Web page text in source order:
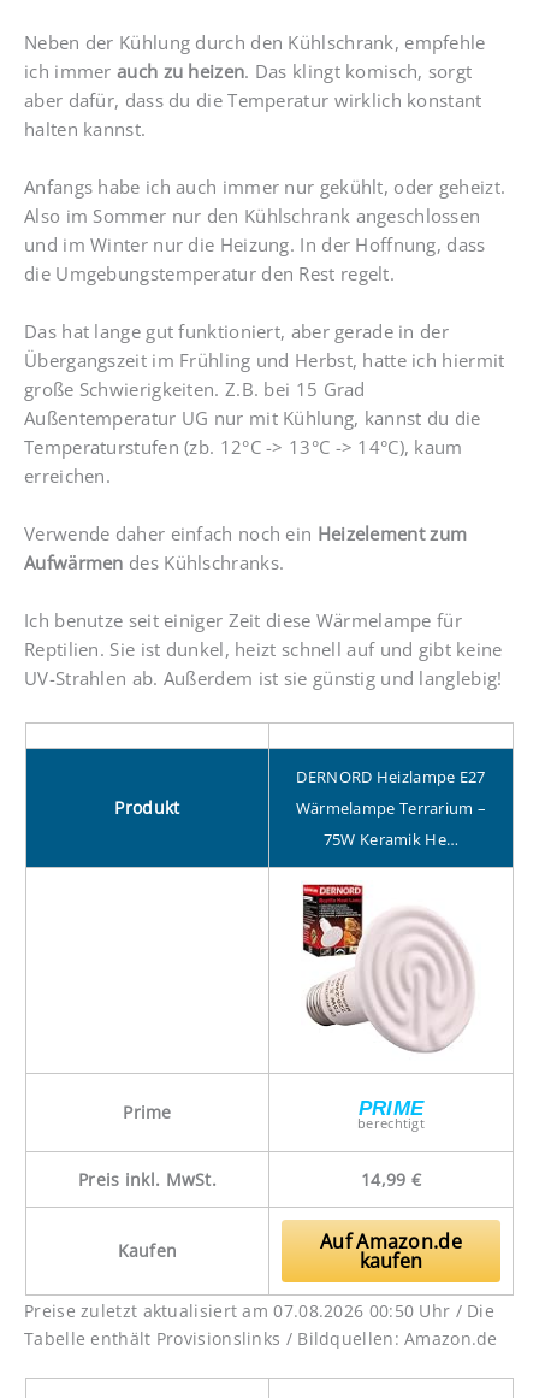
Neben der Kühlung durch den Kühlschrank, empfehle
ich immerauch zu heizen. Das klingt komisch, sorgt
aber dafür, dass du die Temperatur wirklich konstant
halten kannst.
Anfangs habe ich auch immer nur gekühlt, oder geheizt.
Also im Sommer nur den Kühlschrank angeschlossen
und im Winter nur die Heizung. In der Hoffnung, dass
die Umgebungstemperatur den Rest regelt.
Das hat lange gut funktioniert, aber gerade in der
Übergangszeit im Frühling und Herbst, hatte ich hiermit
große Schwierigkeiten. Z.B. bei 15 Grad
Außentemperatur UG nur mit Kühlung, kannst du die
Temperaturstufen (zb. 12°C -> 13°C -> 14°C), kaum
erreichen.
Verwende daher einfach noch ein Heizelement zum
Aufwärmen des Kühlschranks.
Ich benutze seit einiger Zeit diese Wärmelampe für
Reptilien. Sie ist dunkel, heizt schnell auf und gibt keine
UV-Strahlen ab. Außerdem ist sie günstig und langlebig!
Produkt
DERNORD Heizlampe E27
Wärmelampe Terrarium –
75W Keramik He…
Prime PRIME
berechtigt
Preis inkl. MwSt. 14,99 €
Kaufen Auf Amazon.de
kaufen
Preise zuletzt aktualisiert am 07.08.2026 00:50 Uhr / Die
Tabelle enthält Provisionslinks / Bildquellen: Amazon.de